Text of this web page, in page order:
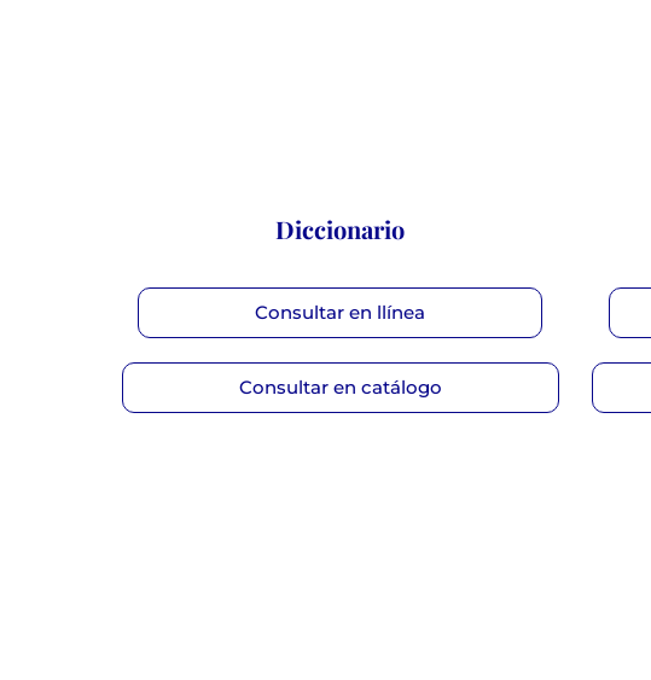
Diccionario
Consultar en llínea
Consultar en catálogo